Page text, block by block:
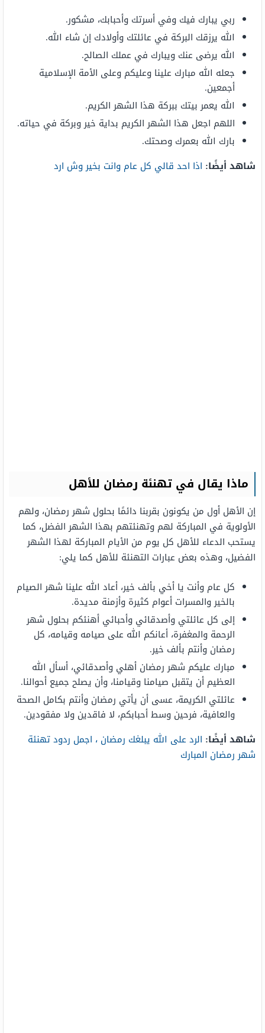
ربي يبارك فيك وفي أسرتك وأحبابك، مشكور.
الله يرزقك البركة في عائلتك وأولادك إن شاء الله.
الله يرضى عنك ويبارك في عملك الصالح.
جعله الله مبارك علينا وعليكم وعلى الأمة الإسلامية
أجمعين.
الله يعمر بيتك ببركة هذا الشهر الكريم.
اللهم اجعل هذا الشهر الكريم بداية خير وبركة في حياته.
بارك الله بعمرك وصحتك.
شاهد أيضًا: اذا احد قالي كل عام وانت بخير وش ارد
ماذا يقال في تهنئة رمضان للأهل
إن الأهل أول من يكونون بقربنا دائمًا بحلول شهر رمضان، ولهم
الأولوية في المباركة لهم وتهنئتهم بهذا الشهر الفضل، كما
يستحب الدعاء للأهل كل يوم من الأيام المباركة لهذا الشهر
الفضيل، وهذه بعض عبارات التهنئة للأهل كما يلي:
كل عام وأنت يا أخي بألف خير، أعاد الله علينا شهر الصيام
بالخير والمسرات أعوام كثيرة وأزمنة مديدة.
إلى كل عائلتي وأصدقائي وأحبائي أهنئكم بحلول شهر
الرحمة والمغفرة، أعانكم الله على صيامه وقيامه، كل
رمضان وأنتم بألف خير.
مبارك عليكم شهر رمضان أهلي وأصدقائي، أسأل الله
العظيم أن يتقبل صيامنا وقيامنا، وأن يصلح جميع أحوالنا.
عائلتي الكريمة، عسى أن يأتي رمضان وأنتم بكامل الصحة
والعافية، فرحين وسط أحبابكم، لا فاقدين ولا مفقودين.
شاهد أيضًا: الرد على الله يبلغك رمضان ، اجمل ردود تهنئة
شهر رمضان المبارك